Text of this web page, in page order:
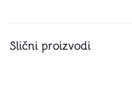
Slični proizvodi